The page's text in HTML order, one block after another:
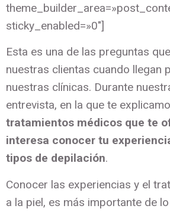
sticky_enabled=»0″]
Esta es una de las preguntas
nuestras clientas cuando llegan
nuestras clínicas. Durante
entrevista, en la que te
tratamientos médicos que te
interesa conocer tu
tipos de depilación.
Conocer las experiencias y el
a la piel, es más importante de